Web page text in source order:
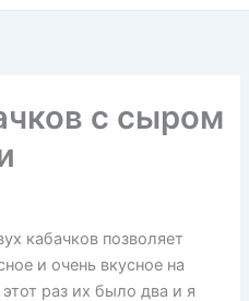
с сыром
кабачков позволяет
и очень вкусное на
раз их было два и я